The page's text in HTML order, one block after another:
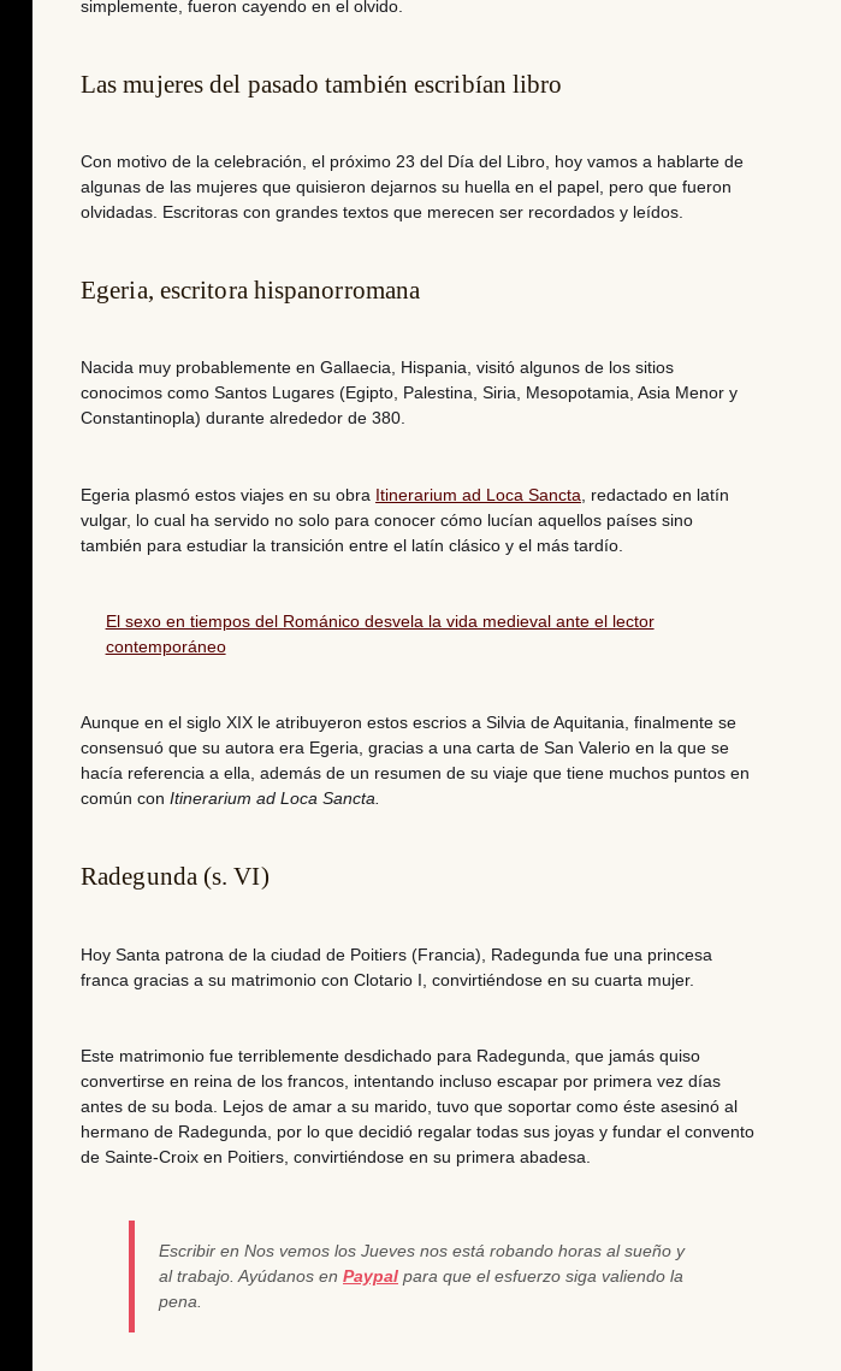
simplemente, fueron cayendo en el olvido.
Las mujeres del pasado también escribían libro
Con motivo de la celebración, el próximo 23 del Día del Libro, hoy vamos a hablarte de
algunas de las mujeres que quisieron dejarnos su huella en el papel, pero que fueron
olvidadas. Escritoras con grandes textos que merecen ser recordados y leídos.
Egeria, escritora hispanorromana
Nacida muy probablemente en Gallaecia, Hispania, visitó algunos de los sitios
conocimos como Santos Lugares (Egipto, Palestina, Siria, Mesopotamia, Asia Menor y
Constantinopla) durante alrededor de 380.
Egeria plasmó estos viajes en su obra Itinerarium ad Loca Sancta , redactado en latín
vulgar, lo cual ha servido no solo para conocer cómo lucían aquellos países sino
también para estudiar la transición entre el latín clásico y el más tardío.
El sexo en tiempos del Románico desvela la vida medieval ante el lector
contemporáneo
Aunque en el siglo XIX le atribuyeron estos escrios a Silvia de Aquitania, finalmente se
consensuó que su autora era Egeria, gracias a una carta de San Valerio en la que se
hacía referencia a ella, además de un resumen de su viaje que tiene muchos puntos en
común con Itinerarium ad Loca Sancta.
Radegunda (s. VI)
Hoy Santa patrona de la ciudad de Poitiers (Francia), Radegunda fue una princesa
franca gracias a su matrimonio con Clotario I , convirtiéndose en su cuarta mujer.
Este matrimonio fue terriblemente desdichado para Radegunda, que jamás quiso
convertirse en reina de los francos, intentando incluso escapar por primera vez días
antes de su boda. Lejos de amar a su marido, tuvo que soportar como éste asesinó al
hermano de Radegunda, por lo que decidió regalar todas sus joyas y fundar el convento
de Sainte-Croix en Poitiers, convirtiéndose en su primera abadesa.
Escribir en Nos vemos los Jueves nos está robando horas al sueño y
al trabajo. Ayúdanos en Paypal para que el esfuerzo siga valiendo la
pena.